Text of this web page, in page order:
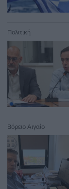
Πολιτική
Βόρειο Αιγαίο